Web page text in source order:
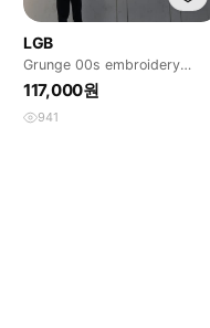
LGB
Grunge 00s embroidery
design jacket
117,000원
941